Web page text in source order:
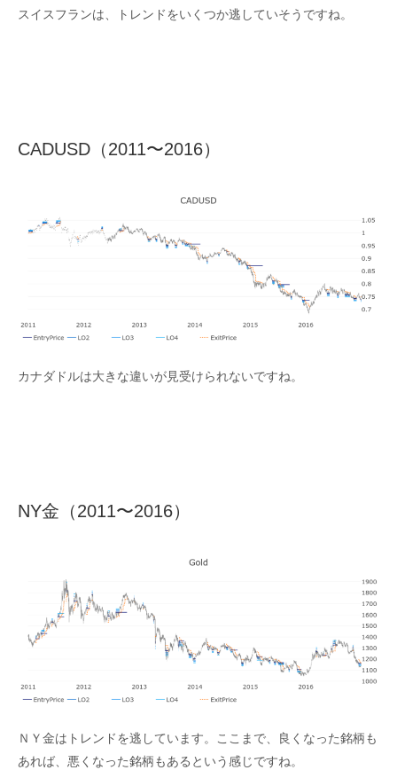
スイスフランは、トレンドをいくつか逃していそうですね。
CADUSD（2011〜2016）
カナダドルは大きな違いが見受けられないですね。
NY金（2011〜2016）
ＮＹ金はトレンドを逃しています。ここまで、良くなった銘柄も
あれば、悪くなった銘柄もあるという感じですね。